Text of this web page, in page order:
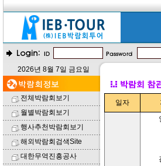
2026년 8월 7일 금요일
전체박람회보기
월별박람회보기
행사추천박람회보기
해외박람회검색Site
대한무역진흥공사
일자